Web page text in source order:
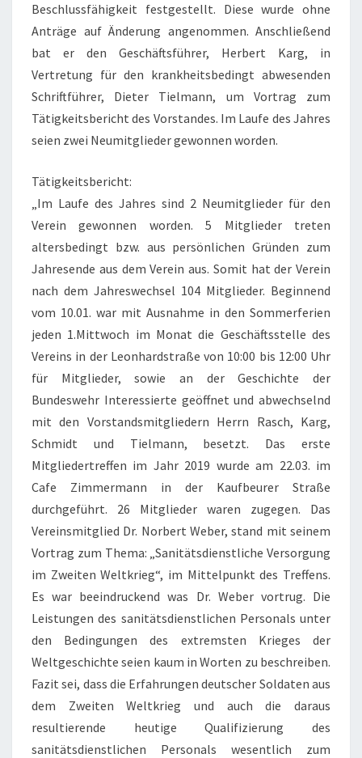
Beschlussfähigkeit festgestellt. Diese wurde ohne
Anträge auf Änderung angenommen. Anschließend
bat er den Geschäftsführer, Herbert Karg, in
Vertretung für den krankheitsbedingt abwesenden
Schriftführer, Dieter Tielmann, um Vortrag zum
Tätigkeitsbericht des Vorstandes. Im Laufe des Jahres
seien zwei Neumitglieder gewonnen worden.
Tätigkeitsbericht:
„Im Laufe des Jahres sind 2 Neumitglieder für den
Verein gewonnen worden. 5 Mitglieder treten
altersbedingt bzw. aus persönlichen Gründen zum
Jahresende aus dem Verein aus. Somit hat der Verein
nach dem Jahreswechsel 104 Mitglieder. Beginnend
vom 10.01. war mit Ausnahme in den Sommerferien
jeden 1.Mittwoch im Monat die Geschäftsstelle des
Vereins in der Leonhardstraße von 10:00 bis 12:00 Uhr
für Mitglieder, sowie an der Geschichte der
Bundeswehr Interessierte geöffnet und abwechselnd
mit den Vorstandsmitgliedern Herrn Rasch, Karg,
Schmidt und Tielmann, besetzt. Das erste
Mitgliedertreffen im Jahr 2019 wurde am 22.03. im
Cafe Zimmermann in der Kaufbeurer Straße
durchgeführt. 26 Mitglieder waren zugegen. Das
Vereinsmitglied Dr. Norbert Weber, stand mit seinem
Vortrag zum Thema: „Sanitätsdienstliche Versorgung
im Zweiten Weltkrieg“, im Mittelpunkt des Treffens.
Es war beeindruckend was Dr. Weber vortrug. Die
Leistungen des sanitätsdienstlichen Personals unter
den Bedingungen des extremsten Krieges der
Weltgeschichte seien kaum in Worten zu beschreiben.
Fazit sei, dass die Erfahrungen deutscher Soldaten aus
dem Zweiten Weltkrieg und auch die daraus
resultierende heutige Qualifizierung des
sanitätsdienstlichen Personals wesentlich zum